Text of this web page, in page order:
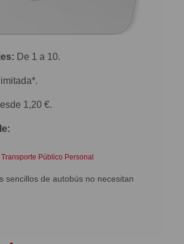
De 1 a 10.
1,20 €.
Transporte Público Personal
sencillos de autobús no necesitan